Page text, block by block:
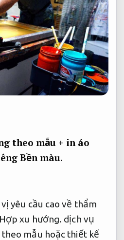
theo mẫu + in áo
Bền màu.
yêu cầu cao về thẩm
Hợp xu hướng. dịch vụ
mẫu hoặc thiết kế